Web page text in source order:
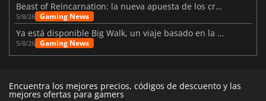
Beast of Reincarnation: la nueva apuesta de los creadores de Pokémon
5/8/26 Gaming News
Ya está disponible Big Walk, un viaje basado en la amistad
5/8/26 Gaming News
Encuentra los mejores precios, códigos de descuento y las
mejores ofertas para gamers